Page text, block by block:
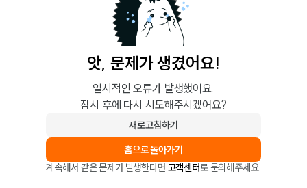
앗, 문제가 생겼어요!
일시적인 오류가 발생했어요.
잠시 후에 다시 시도해주시겠어요?
새로고침하기
홈으로 돌아가기
계속해서 같은 문제가 발생한다면 고객센터로 문의해주세요.